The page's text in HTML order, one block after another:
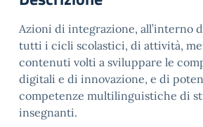
Azioni di integrazione, all’interno
tutti i cicli scolastici, di attività,
contenuti volti a sviluppare le
digitali e di innovazione, e di
competenze multilinguistiche di
insegnanti.